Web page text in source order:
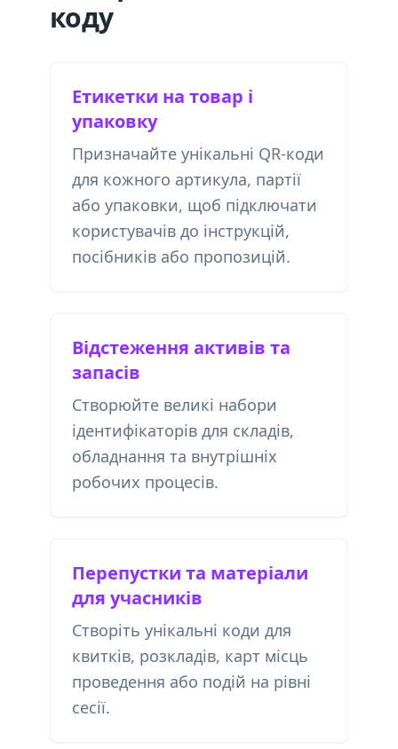
коду
Етикетки на товар і
упаковку
Призначайте унікальні QR-коди
для кожного артикула, партії
або упаковки, щоб підключати
користувачів до інструкцій,
посібників або пропозицій.
Відстеження активів та
запасів
Створюйте великі набори
ідентифікаторів для складів,
обладнання та внутрішніх
робочих процесів.
Перепустки та матеріали
для учасників
Створіть унікальні коди для
квитків, розкладів, карт місць
проведення або подій на рівні
сесії.